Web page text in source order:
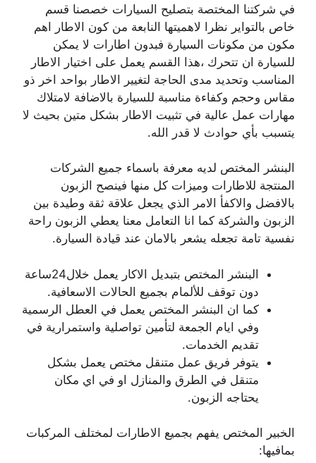
في شركتنا المختصة بتصليح السيارات خصصنا قسم
خاص بالتواير نظرا لاهميتها النابعة من كون الاطار اهم
مكون من مكونات السيارة فبدون اطارات لا يمكن
للسيارة ان تتحرك ،هذا القسم يعمل على اختيار الاطار
المناسب وتحديد مدى الحاجة لتغيير الاطار بواحد اخر ذو
مقاس وحجم وكفاءة مناسبة للسيارة بالاضافة لامتلاك
مهارات عمل عالية في تثبيت الاطار بشكل متين بحيث لا
يتسبب بأي حوادث لا قدر الله.
البنشر المختص لديه معرفة باسماء جميع الشركات
المنتجة للاطارات وميزات كل منها فينصح الزبون
بالافضل والاكفأ الامر الذي يجعل علاقة ثقة وطيدة بين
الزبون والشركة كما انا التعامل معنا يعطي الزبون راحة
نفسية تامة تجعله يشعر بالامان عند قيادة السيارة.
البنشر المختص بتبديل الاكار يعمل خلال24ساعة
دون توقف للألمام بجميع الحالات الاسعافية.
كما ان البنشر المختص يعمل في العطل الرسمية
وفي ايام الجمعة لتأمين تواصلية واستمرارية في
تقديم الخدمات.
يتوفر فريق عمل متنقل مختص يعمل بشكل
متنقل في الطرق والمنازل او في اي مكان
يحتاجه الزبون.
الخبير المختص يفهم بجميع الاطارات لمختلف المركبات
بمافيها: